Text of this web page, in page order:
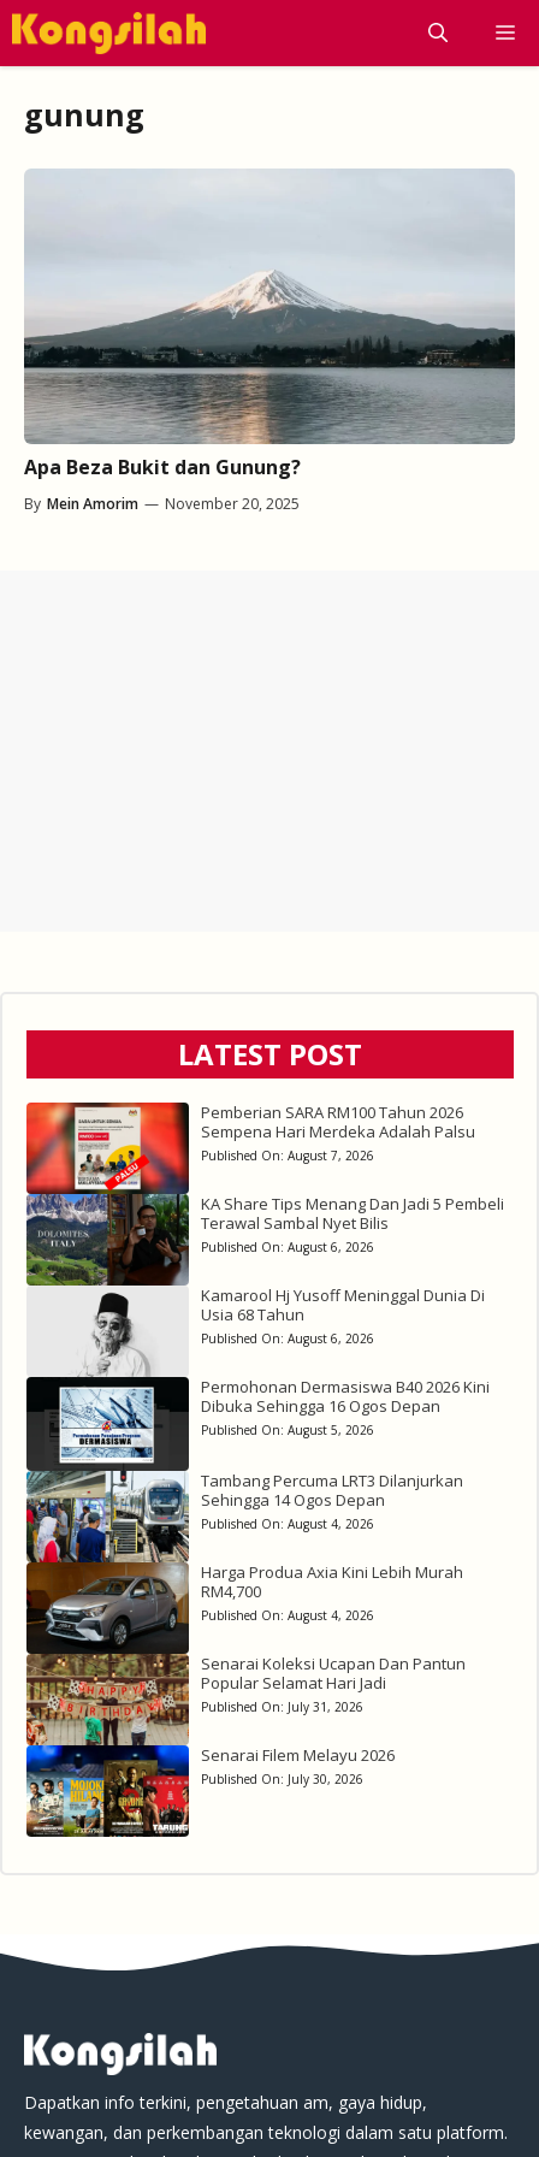
Skip
gunung
Apa Beza Bukit dan Gunung?
By Mein Amorim — November 20, 2025
LATEST POST
Pemberian SARA RM100 Tahun 2026
Sempena Hari Merdeka Adalah Palsu
Published On: August 7, 2026
KA Share Tips Menang Dan Jadi 5 Pembeli
Terawal Sambal Nyet Bilis
Published On: August 6, 2026
Kamarool Hj Yusoff Meninggal Dunia Di
Usia 68 Tahun
Published On: August 6, 2026
Permohonan Dermasiswa B40 2026 Kini
Dibuka Sehingga 16 Ogos Depan
Published On: August 5, 2026
Tambang Percuma LRT3 Dilanjurkan
Sehingga 14 Ogos Depan
Published On: August 4, 2026
Harga Produa Axia Kini Lebih Murah
RM4,700
Published On: August 4, 2026
Senarai Koleksi Ucapan Dan Pantun
Popular Selamat Hari Jadi
Published On: July 31, 2026
Senarai Filem Melayu 2026
Published On: July 30, 2026
Dapatkan info terkini, pengetahuan am, gaya hidup,
kewangan, dan perkembangan teknologi dalam satu platform.